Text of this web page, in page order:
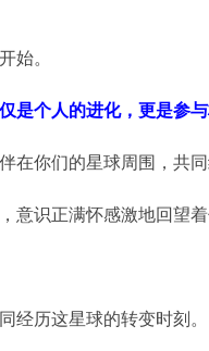
始。
是个人的进化，更是参
在你们的星球周围，共同
意识正满怀感激地回望着
经历这星球的转变时刻。